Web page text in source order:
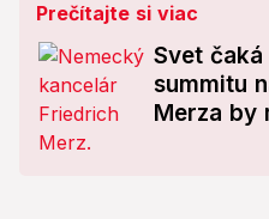
Prečítajte si viac
Svet
summitu
Merza by